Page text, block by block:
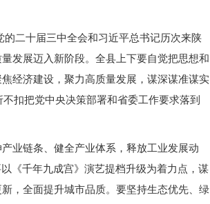
二十届三中全会和习近平总书记历次来陕
发展迈入新阶段。全县上下要自觉把思想和
经济建设，聚力高质量发展，谋深谋准谋实
扣把党中央决策部署和省委工作要求落到
业链条、健全产业体系，释放工业发展动
《千年九成宫》演艺提档升级为着力点，谋
，全面提升城市品质。要坚持生态优先、绿